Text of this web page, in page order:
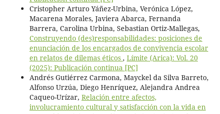
Cristopher Arturo Yáñez-Urbina, Verónica López,
Macarena Morales, Javiera Abarca, Fernanda
Barrera, Carolina Urbina, Sebastian Ortiz-Mallegas,
Construyendo (des)responsabilidades: posiciones de
enunciación de los encargados de convivencia escolar
en relatos de dilemas éticos , Límite (Arica): Vol. 20
(2025): Publicación continua [PC]
Andrés Gutiérrez Carmona, Mayckel da Silva Barreto,
Alfonso Urzúa, Diego Henríquez, Alejandra Andrea
Caqueo-Urízar, Relación entre afectos,
involucramiento cultural y satisfacción con la vida en